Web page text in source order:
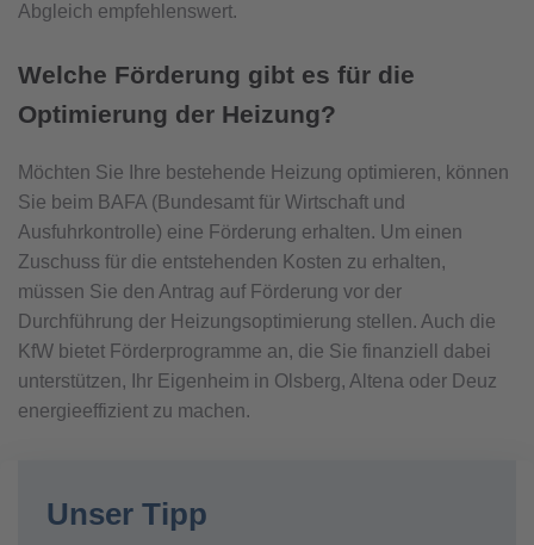
Abgleich empfehlenswert.
Welche Förderung gibt es für die
Optimierung der Heizung?
Möchten Sie Ihre bestehende Heizung optimieren, können
Sie beim BAFA (Bundesamt für Wirtschaft und
Ausfuhrkontrolle) eine Förderung erhalten. Um einen
Zuschuss für die entstehenden Kosten zu erhalten,
müssen Sie den Antrag auf Förderung vor der
Durchführung der Heizungsoptimierung stellen. Auch die
KfW bietet Förderprogramme an, die Sie finanziell dabei
unterstützen, Ihr Eigenheim in Olsberg, Altena oder Deuz
energieeffizient zu machen.
Unser Tipp